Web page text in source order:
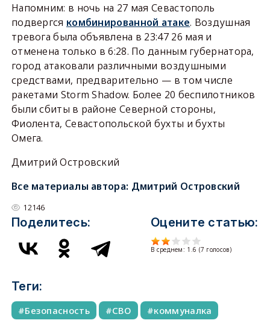
Напомним: в ночь на 27 мая Севастополь
подвергся комбинированной атаке. Воздушная
тревога была объявлена в 23:47 26 мая и
отменена только в 6:28. По данным губернатора,
город атаковали различными воздушными
средствами, предварительно — в том числе
ракетами Storm Shadow. Более 20 беспилотников
были сбиты в районе Северной стороны,
Фиолента, Севастопольской бухты и бухты
Омега.
Дмитрий Островский
Все материалы автора: Дмитрий Островский
12146
Поделитесь: Оцените статью:
В среднем: 1.6 (7 голосов)
Теги:
Безопасность СВО коммуналка